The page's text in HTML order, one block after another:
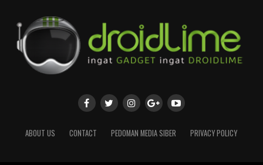
ABOUT US CONTACT PEDOMAN MEDIA SIBER PRIVACY POLICY